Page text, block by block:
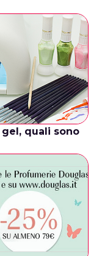
quali sono